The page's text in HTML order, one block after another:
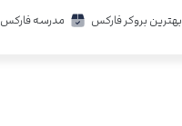
بهترین بروکر فارکس مدرسه فارکس